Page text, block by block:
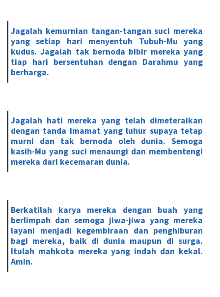
Jagalah kemurnian tangan-tangan suci mereka
yang setiap hari menyentuh Tubuh-Mu yang
kudus. Jagalah tak bernoda bibir mereka yang
tiap hari bersentuhan dengan Darahmu yang
berharga.
Jagalah hati mereka yang telah dimeteraikan
dengan tanda imamat yang luhur supaya tetap
murni dan tak bernoda oleh dunia. Semoga
kasih-Mu yang suci menaungi dan membentengi
mereka dari kecemaran dunia.
Berkatilah karya mereka dengan buah yang
berlimpah dan semoga jiwa-jiwa yang mereka
layani menjadi kegembiraan dan penghiburan
bagi mereka, baik di dunia maupun di surga.
Itulah mahkota mereka yang indah dan kekal.
Amin.